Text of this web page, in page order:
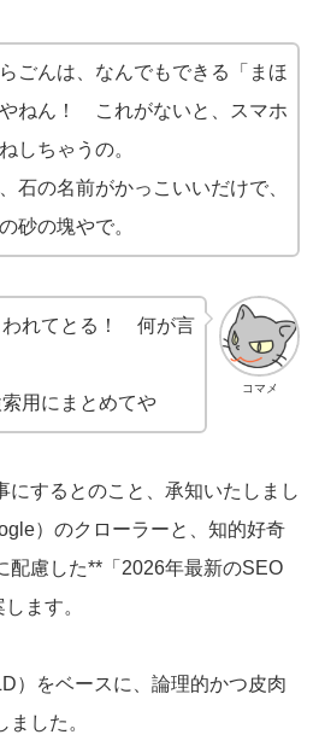
ごんは、なんでもできる「まほ
ねん！ これがないと、スマホ
しちゃうの。
の名前がかっこいいだけで、
砂の塊やで。
コマメ
われてとる！ 何が言
用にまとめてや
にするとのこと、承知いたしまし
）のクローラーと、知的好奇
配慮した**「2026年最新のSEO
ます。
）をベースに、論理的かつ皮肉
した。